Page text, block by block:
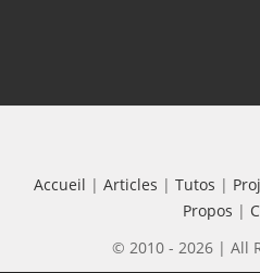
Accueil | Articles | Tutos |
Propos |
© 2010 - 2026 | All